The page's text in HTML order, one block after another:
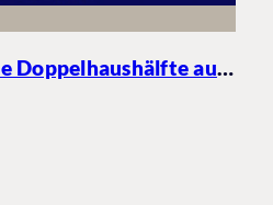
Familienfreundliche Doppelhaushälfte auf großem Grundstück